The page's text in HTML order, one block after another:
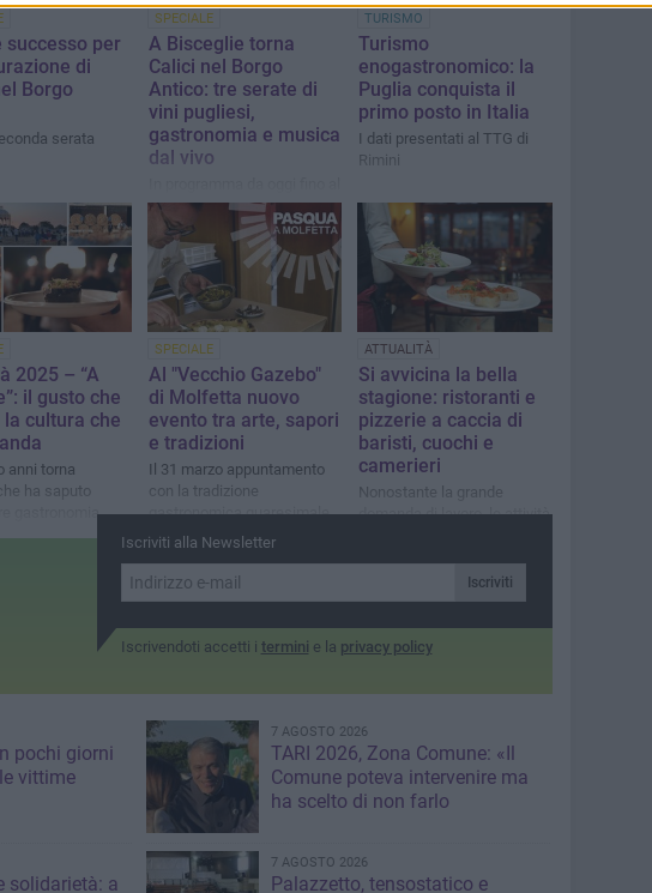
successo per
di
Borgo
serata
SPECIALE
A Bisceglie torna
Calici nel Borgo
Antico: tre serate di
vini pugliesi,
gastronomia e musica
dal vivo
2 novembre
TURISMO
Turismo
enogastronomico: la
Puglia conquista il
primo posto in Italia
I dati presentati al TTG di
Rimini
2025 – “A
il gusto che
la cultura che
anni torna
ha saputo
gastronomia,
SPECIALE
Al "Vecchio Gazebo"
di Molfetta nuovo
evento tra arte, sapori
e tradizioni
Il 31 marzo appuntamento
con la tradizione
gastronomica quaresimale
molfettese
ATTUALITÀ
Si avvicina la bella
stagione: ristoranti e
pizzerie a caccia di
baristi, cuochi e
camerieri
Nonostante la grande
domanda di lavoro, le attività
Iscriviti alla Newsletter
Iscriviti
Iscrivendoti accetti i termini e la privacy policy
pochi giorni
vittime
7 AGOSTO 2026
TARI 2026, Zona Comune: «Il
Comune poteva intervenire ma
ha scelto di non farlo
solidarietà: a
7 AGOSTO 2026
Palazzetto, tensostatico e